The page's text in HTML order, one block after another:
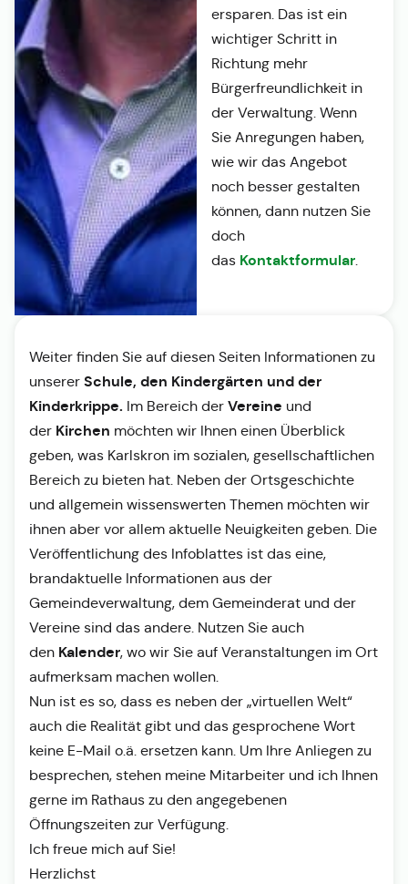
ersparen. Das ist ein
wichtiger Schritt in
Richtung mehr
Bürgerfreundlichkeit in
der Verwaltung. Wenn
Sie Anregungen haben,
wie wir das Angebot
noch besser gestalten
können, dann nutzen Sie
doch
das Kontaktformular.
Weiter finden Sie auf diesen Seiten Informationen zu
unserer Schule, den Kindergärten und der
Kinderkrippe. Im Bereich der Vereine und
der Kirchen möchten wir Ihnen einen Überblick
geben, was Karlskron im sozialen, gesellschaftlichen
Bereich zu bieten hat. Neben der Ortsgeschichte
und allgemein wissenswerten Themen möchten wir
ihnen aber vor allem aktuelle Neuigkeiten geben. Die
Veröffentlichung des Infoblattes ist das eine,
brandaktuelle Informationen aus der
Gemeindeverwaltung, dem Gemeinderat und der
Vereine sind das andere. Nutzen Sie auch
den Kalender, wo wir Sie auf Veranstaltungen im Ort
aufmerksam machen wollen.
Nun ist es so, dass es neben der „virtuellen Welt“
auch die Realität gibt und das gesprochene Wort
keine E-Mail o.ä. ersetzen kann. Um Ihre Anliegen zu
besprechen, stehen meine Mitarbeiter und ich Ihnen
gerne im Rathaus zu den angegebenen
Öffnungszeiten zur Verfügung.
Ich freue mich auf Sie!
Herzlichst